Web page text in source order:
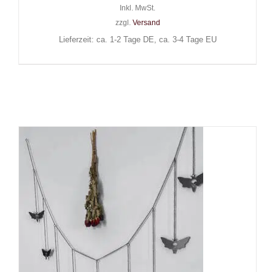
Inkl. MwSt.
zzgl. Versand
Lieferzeit: ca. 1-2 Tage DE, ca. 3-4 Tage EU